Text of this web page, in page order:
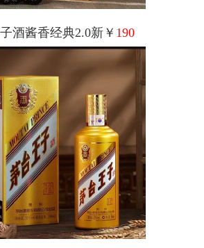
酒酱香经典2.0新￥ 190